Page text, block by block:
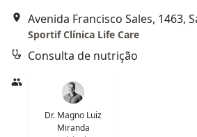
Sportif Clínica Life Care
Consulta de nutrição
Dr. Magno Luiz
Miranda